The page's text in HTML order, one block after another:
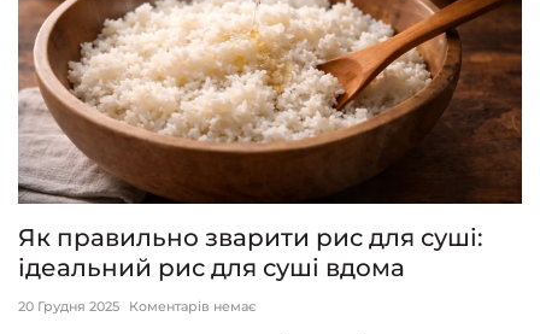
Як правильно зварити рис для суші:
ідеальний рис для суші вдома
20 Грудня 2025 Коментарів немає